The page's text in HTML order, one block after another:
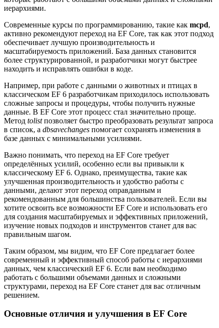
иерархиями.
Современные курсы по программированию, такие как mcpd,
активно рекомендуют переход на EF Core, так как этот подход
обеспечивает лучшую производительность и
масштабируемость приложений. База данных становится
более структурированной, и разработчики могут быстрее
находить и исправлять ошибки в коде.
Например, при работе с данными о животных и птицах в
классическом EF 6 разработчикам приходилось использовать
сложные запросы и процедуры, чтобы получить нужные
данные. В EF Core этот процесс стал значительно проще.
Метод tolistпозволяет быстро преобразовать результат запроса
в список, а dbsavechanges помогает сохранять изменения в
базе данных с минимальными усилиями.
Важно понимать, что переход на EF Core требует
определённых усилий, особенно если вы привыкли к
классическому EF 6. Однако, преимущества, такие как
улучшенная производительность и удобство работы с
данными, делают этот переход оправданным и
рекомендованным для большинства пользователей. Если вы
хотите освоить все возможности EF Core и использовать его
для создания масштабируемых и эффективных приложений,
изучение новых подходов и инструментов станет для вас
правильным шагом.
Таким образом, мы видим, что EF Core предлагает более
современный и эффективный способ работы с иерархиями
данных, чем классический EF 6. Если вам необходимо
работать с большими объемами данных и сложными
структурами, переход на EF Core станет для вас отличным
решением.
Основные отличия и улучшения в EF Core